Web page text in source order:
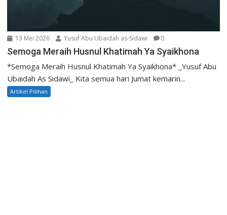
13 Mei 2026 Yusuf Abu Ubaidah as-Sidawi 0
Semoga Meraih Husnul Khatimah Ya Syaikhona
*Semoga Meraih Husnul Khatimah Ya Syaikhona* _Yusuf Abu
Ubaidah As Sidawi_ Kita semua hari Jumat kemarin...
Artikel Pilihan